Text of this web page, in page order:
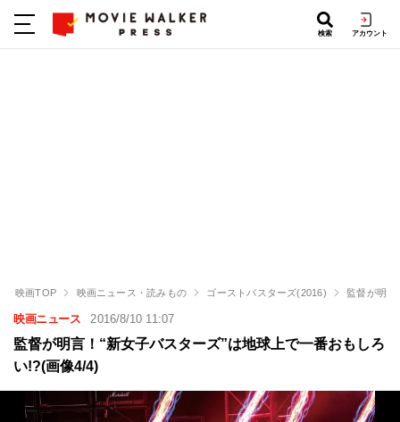
検索 アカウント
映画TOP 映画ニュース・読みもの ゴーストバスターズ(2016) 監督が明言
映画ニュース 2016/8/10 11:07
監督が明言！“新女子バスターズ”は地球上で一番おもしろ
い!?(画像4/4)